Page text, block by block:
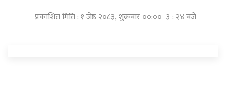
प्रकाशित मिति : १ जेष्ठ २०८३, शुक्रबार ००:०० ३ : २४ बजे